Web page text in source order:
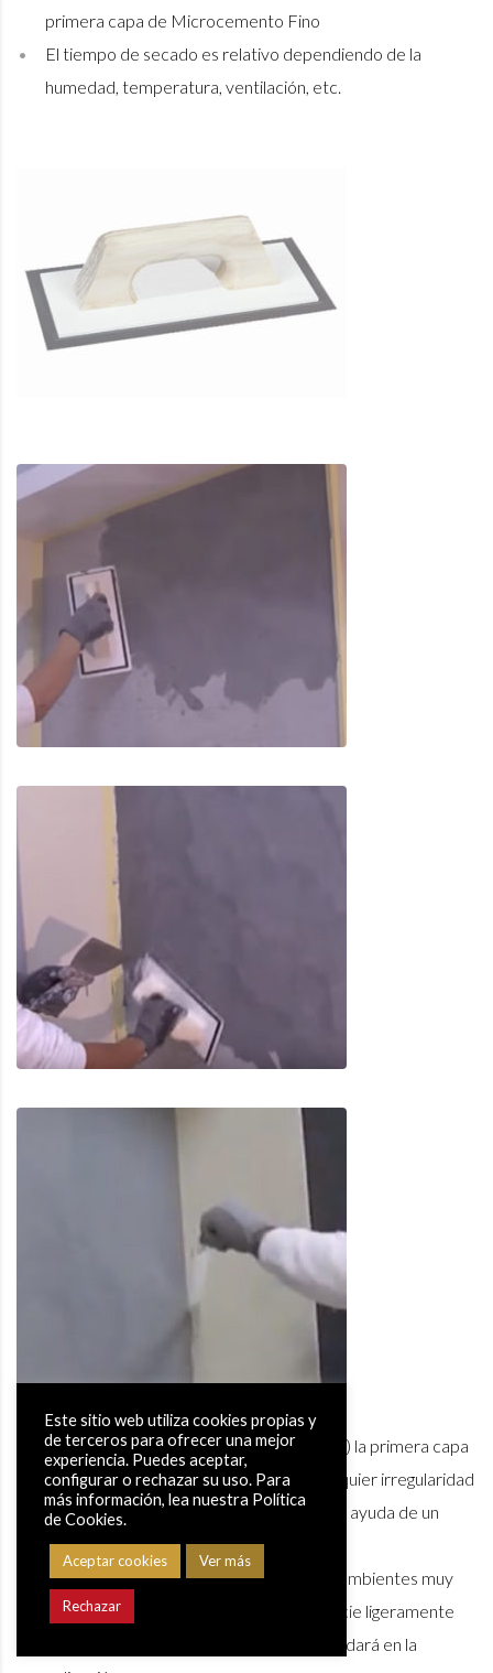
primera capa de Microcemento Fino
El tiempo de secado es relativo dependiendo de la
humedad, temperatura, ventilación, etc.
Lijar con hoja de lija fina (grano 150 a 200) la primera capa
de Microcemento Fino corrigiendo cualquier irregularidad
Quitar el polvo creado por el lijado con la ayuda de un
aspirador
Tip: antes de aplicar la segunda capa en ambientes muy
calurosos, se puede pulverizar la superficie ligeramente
con un pulverizador con agua. esto le ayudará en la
Este sitio web utiliza cookies propias y
de terceros para ofrecer una mejor
experiencia. Puedes aceptar,
configurar o rechazar su uso. Para
más información, lea nuestra Política
de Cookies.
Aceptar cookies Ver más
Rechazar